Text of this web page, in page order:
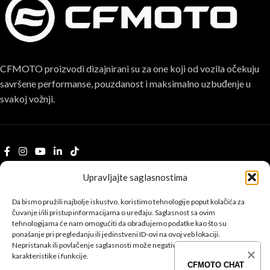
Upravljajte saglasnostima
Da bismo pružili najbolje iskustvo, koristimo tehnologije poput kolačića za
čuvanje i/ili pristup informacijama o uređaju. Saglasnost sa ovim
tehnologijama će nam omogućiti da obrađujemo podatke kao što su
ponašanje pri pregledanju ili jedinstveni ID-ovi na ovoj veb lokaciji.
Nepristanak ili povlačenje saglasnosti može negativno uticati na određene
karakteristike i funkcije.
CFMOTO proizvodi dizajnirani su za one koji od vozila očekuju
savršene performanse, pouzdanost i maksimalno uzbuđenje u
svakoj vožnji.
POSLJEDNJE SA BLOGA
ČETVEROTOČKAŠI
MOTOCIKLI
INFORMACIJE
CFMOTO CHAT